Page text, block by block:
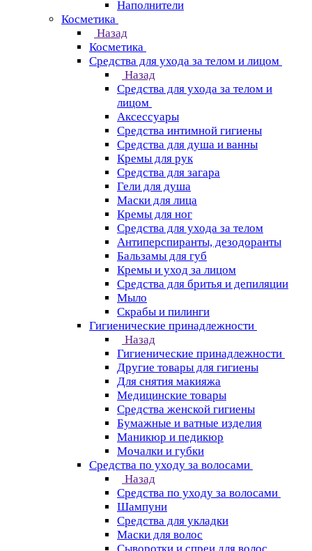
Наполнители
Косметика
Назад
Косметика
Средства для ухода за телом и лицом
Назад
Средства для ухода за телом и
лицом
Аксессуары
Средства интимной гигиены
Средства для душа и ванны
Кремы для рук
Средства для загара
Гели для душа
Маски для лица
Кремы для ног
Средства для ухода за телом
Антиперспиранты, дезодоранты
Бальзамы для губ
Кремы и уход за лицом
Средства для бритья и депиляции
Мыло
Скрабы и пилинги
Гигиенические принадлежности
Назад
Гигиенические принадлежности
Другие товары для гигиены
Для снятия макияжа
Медицинские товары
Средства женской гигиены
Бумажные и ватные изделия
Маникюр и педикюр
Мочалки и губки
Средства по уходу за волосами
Назад
Средства по уходу за волосами
Шампуни
Средства для укладки
Маски для волос